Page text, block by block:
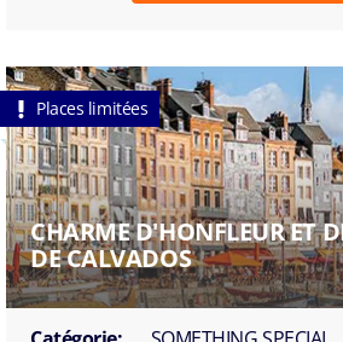
Places limitées
CHARME D'HONFLEUR ET
DE CALVADOS